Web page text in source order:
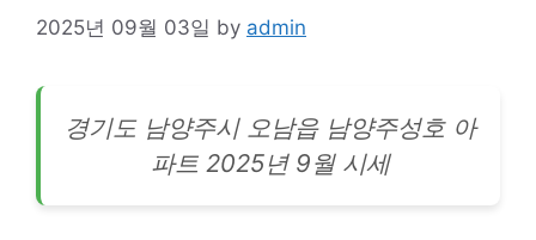
2025년 09월 03일 by admin
경기도 남양주시 오남읍 남양주성호 아
파트 2025년 9월 시세